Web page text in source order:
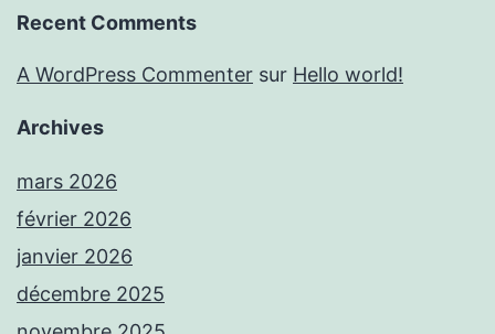
Recent Comments
A WordPress Commenter sur Hello world!
Archives
mars 2026
février 2026
janvier 2026
décembre 2025